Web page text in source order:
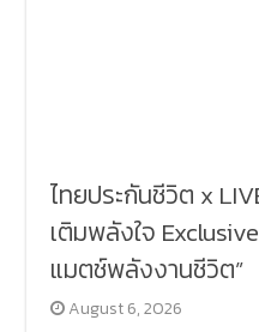
ไทยประกันชีวิต x
เติมพลังใจ
แมตช์พลังงานชีวิต”
August 6, 2026